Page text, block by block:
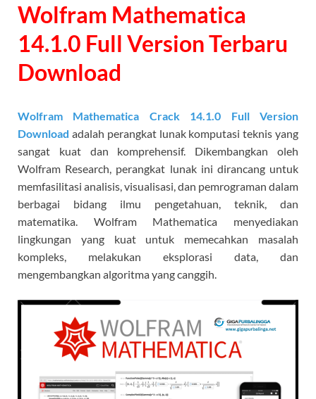
Wolfram Mathematica
14.1.0 Full Version Terbaru
Download
Wolfram Mathematica Crack 14.1.0 Full Version
Download adalah perangkat lunak komputasi teknis yang
sangat kuat dan komprehensif. Dikembangkan oleh
Wolfram Research, perangkat lunak ini dirancang untuk
memfasilitasi analisis, visualisasi, dan pemrograman dalam
berbagai bidang ilmu pengetahuan, teknik, dan
matematika. Wolfram Mathematica menyediakan
lingkungan yang kuat untuk memecahkan masalah
kompleks, melakukan eksplorasi data, dan
mengembangkan algoritma yang canggih.